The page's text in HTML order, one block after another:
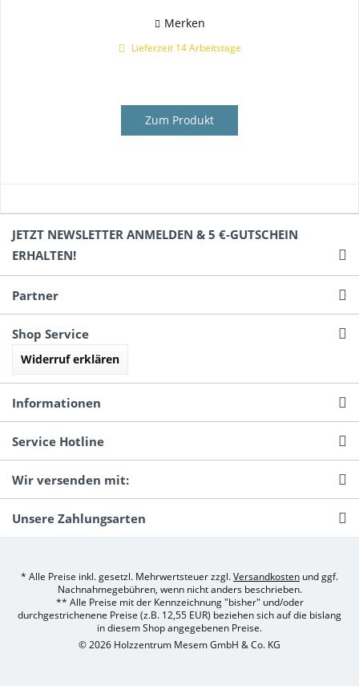
Merken
Lieferzeit 14 Arbeitstage
Zum Produkt
JETZT NEWSLETTER ANMELDEN & 5 €-GUTSCHEIN
ERHALTEN!
Partner
Shop Service
Widerruf erklären
Informationen
Service Hotline
Wir versenden mit:
Unsere Zahlungsarten
* Alle Preise inkl. gesetzl. Mehrwertsteuer zzgl.Versandkosten und ggf.
Nachnahmegebühren, wenn nicht anders beschrieben.
** Alle Preise mit der Kennzeichnung "bisher" und/oder
durchgestrichenene Preise (z.B. 12,55 EUR) beziehen sich auf die bislang
in diesem Shop angegebenen Preise.
© 2026 Holzzentrum Mesem GmbH & Co. KG